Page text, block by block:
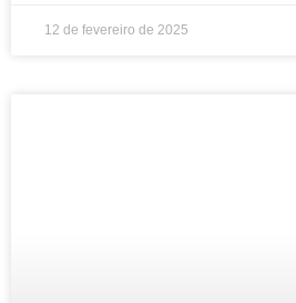
12 de fevereiro de 2025